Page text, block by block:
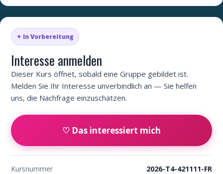
✦ In Vorbereitung
Interesse anmelden
Dieser Kurs öffnet, sobald eine Gruppe gebildet ist.
Melden Sie Ihr Interesse unverbindlich an — Sie helfen
uns, die Nachfrage einzuschätzen.
♡ Das interessiert mich
Kursnummer
2026-T4-421111-FR